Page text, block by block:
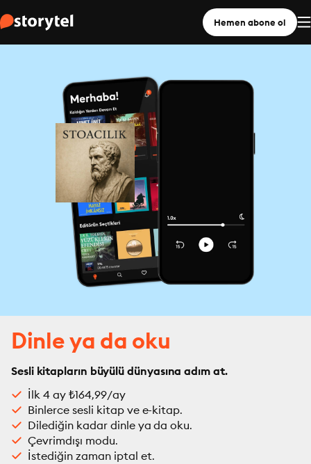
Hemen abone ol
Dinle ya da oku
Sesli kitapların büyülü dünyasına adım at.
İlk 4 ay ₺164,99/ay
Binlerce sesli kitap ve e-kitap.
Dilediğin kadar dinle ya da oku.
Çevrimdışı modu.
İstediğin zaman iptal et.